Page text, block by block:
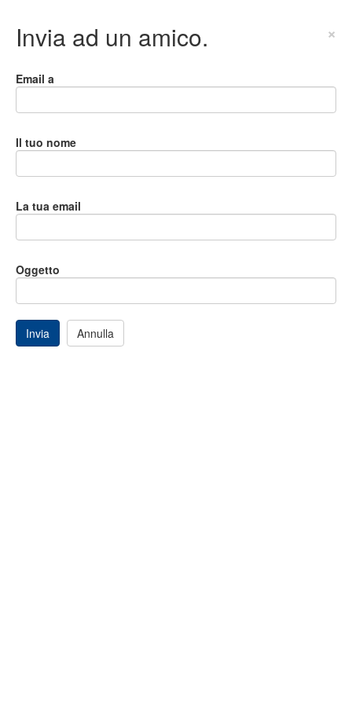
Invia ad un amico. ×
Email a
Il tuo nome
La tua email
Oggetto
Invia Annulla